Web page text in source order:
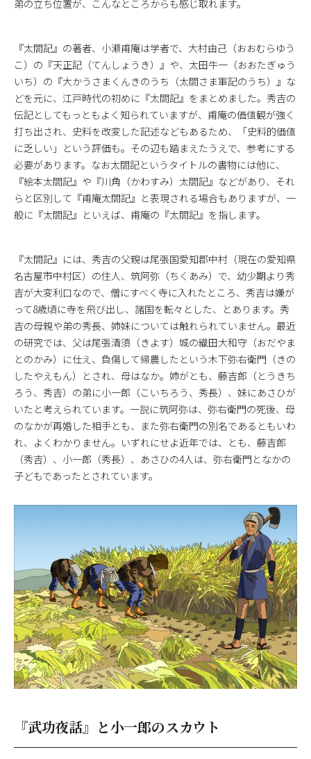
弟の立ち位置が、こんなところからも感じ取れます。
『太閤記』の著者、小瀬甫庵は学者で、大村由己（おおむらゆう
こ）の『天正記（てんしょうき）』や、太田牛一（おおたぎゅう
いち）の『大かうさまくんきのうち（太閤さま軍記のうち）』な
どを元に、江戸時代の初めに『太閤記』をまとめました。秀吉の
伝記としてもっともよく知られていますが、甫庵の価値観が強く
打ち出され、史料を改変した記述などもあるため、「史料的価値
に乏しい」という評価も。その辺も踏まえたうえで、参考にする
必要があります。なお太閤記というタイトルの書物には他に、
『絵本太閤記』や『川角（かわすみ）太閤記』などがあり、それ
らと区別して『甫庵太閤記』と表現される場合もありますが、一
般に『太閤記』といえば、甫庵の『太閤記』を指します。
『太閤記』には、秀吉の父親は尾張国愛知郡中村（現在の愛知県
名古屋市中村区）の住人、筑阿弥（ちくあみ）で、幼少期より秀
吉が大変利口なので、僧にすべく寺に入れたところ、秀吉は嫌が
って8歳頃に寺を飛び出し、諸国を転々とした、とあります。秀
吉の母親や弟の秀長、姉妹については触れられていません。最近
の研究では、父は尾張清須（きよす）城の織田大和守（おだやま
とのかみ）に仕え、負傷して帰農したという木下弥右衛門（きの
したやえもん）とされ、母はなか。姉がとも、藤吉郎（とうきち
ろう、秀吉）の弟に小一郎（こいちろう、秀長）、妹にあさひが
いたと考えられています。一説に筑阿弥は、弥右衛門の死後、母
のなかが再婚した相手とも、また弥右衛門の別名であるともいわ
れ、よくわかりません。いずれにせよ近年では、とも、藤吉郎
（秀吉）、小一郎（秀長）、あさひの4人は、弥右衛門となかの
子どもであったとされています。
『武功夜話』と小一郎のスカウト